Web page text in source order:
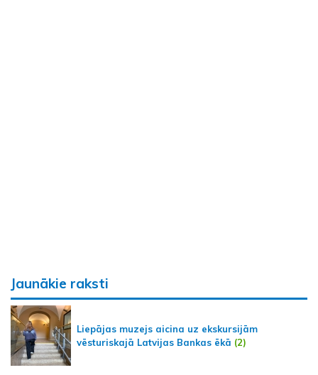
Jaunākie raksti
Liepājas muzejs aicina uz ekskursijām
vēsturiskajā Latvijas Bankas ēkā (2)